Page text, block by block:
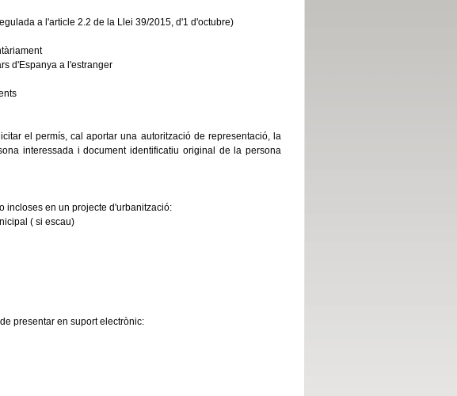
a l'article 2.2 de la Llei 39/2015, d'1 d'octubre)
d'Espanya a l'estranger
el permís, cal aportar una autorització de representació, la
interessada i document identificatiu original de la persona
incloses en un projecte d'urbanització:
( si escau)
presentar en suport electrònic: